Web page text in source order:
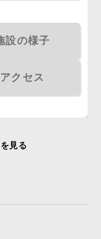
設の様子
アクセス
見る